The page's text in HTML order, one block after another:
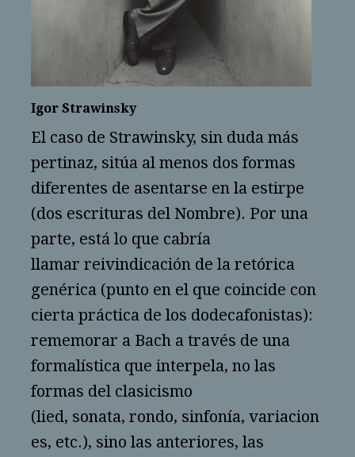
Igor Strawinsky
El caso de Strawinsky, sin duda más
pertinaz, sitúa al menos dos formas
diferentes de asentarse en la estirpe
(dos escrituras del Nombre). Por una
parte, está lo que cabría
llamar reivindicación de la retórica
genérica (punto en el que coincide con
cierta práctica de los dodecafonistas):
rememorar a Bach a través de una
formalística que interpela, no las
formas del clasicismo
(lied, sonata, rondo, sinfonía, variacion
es, etc.), sino las anteriores, las